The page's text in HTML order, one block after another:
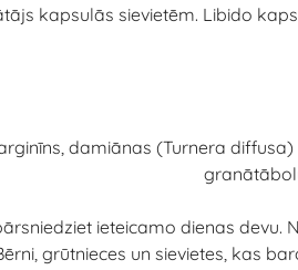
kapsulās sievietēm. Libido
damiānas (Turnera
ieteicamo dienas
grūtnieces un sievietes, kas